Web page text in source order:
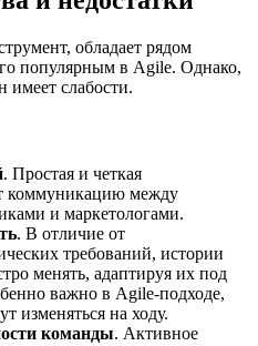
обладает рядом
популярным в Agile. Однако,
имеет слабости.
. Простая и четкая
коммуникацию между
и маркетологами.
. В отличие от
требований, истории
менять, адаптируя их под
важно в Agile-подходе,
изменяться на ходу.
команды. Активное